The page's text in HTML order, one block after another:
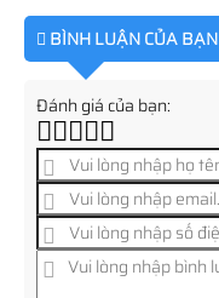
BÌNH LUẬN CỦA BẠN
Đánh giá của bạn: